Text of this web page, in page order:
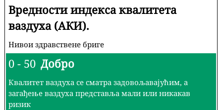
Вредности индекса квалитета
ваздуха (АКИ).
Нивои здравствене бриге
0 - 50 Добро
Квалитет ваздуха се сматра задовољавајућим, а
загађење ваздуха представља мали или никакав
ризик